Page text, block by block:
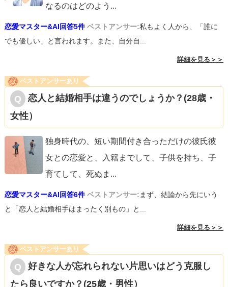
なるのはどのよう ...
恋愛マスター&AI回答5件 ベストアンサー:私もよく人から、「誰に
でも優しい」と言われます。また、自分自...
詳細を見る＞＞
ベストアンサーあり
恋人と結婚相手は違うのでしょうか？(28歳・
女性）
独身時代の、短い期間付き合っただけの彼氏彼
女との恋愛と、入籍までして、子供を持ち、子
育てして、死ぬま ...
恋愛マスター&AI回答6件 ベストアンサー:まず、結論から先にいう
と「恋人と結婚相手はまったく別もの」と...
詳細を見る＞＞
ベストアンサーあり
好きな人が忘れられない片思いはどう克服し
たら良いですか？(25歳・男性）